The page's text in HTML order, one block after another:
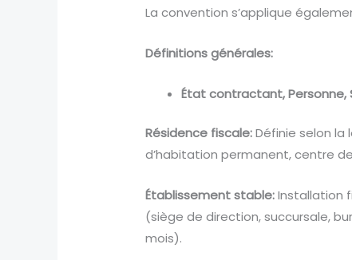
La convention s’applique
Définitions générales:
État contractant,Personne,
Résidence fiscale:Définie selon
d’habitation permanent, centre
Établissement stable:Installation
(siège de direction, succursale,
mois).